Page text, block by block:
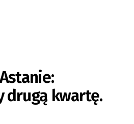
drugą kwartę.